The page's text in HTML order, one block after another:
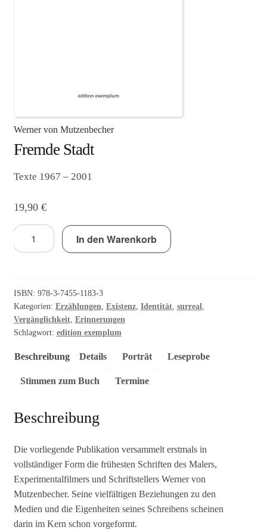
Werner von Mutzenbecher
Fremde Stadt
Texte 1967 – 2001
19,90 €
Fremde
Stadt
In den Warenkorb
ISBN: 978-3-7455-1183-3
Kategorien: Erzählungen Existenz, Identität, surreal
Vergänglichkeit, Erinnerungen
Schlagwort: edition exemplum
Beschreibung Details Porträt Leseprobe
Stimmen zum Buch Termine
Beschreibung
Die vorliegende Publikation versammelt erstmals in
vollständiger Form die frühesten Schriften des Malers,
Experimentalfilmers und Schriftstellers Werner von
Mutzenbecher. Seine vielfältigen Beziehungen zu den
Medien und die Eigenheiten seines Schreibens scheinen
darin im Kern schon vorgeformt.